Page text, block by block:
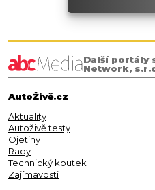
Další portály
Network,
AutoŽivě.cz
Aktuality
Autoživě testy
Ojetiny
Rady
Technický koutek
Zajímavosti